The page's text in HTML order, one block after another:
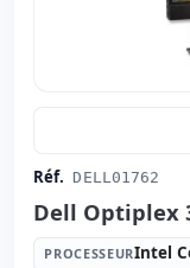
Réf. DELL01762
Dell Optiplex
PROCESSEURIntel